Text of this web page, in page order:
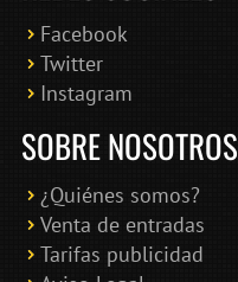
Facebook
Twitter
Instagram
SOBRE NOSOTROS
¿Quiénes somos?
Venta de entradas
Tarifas publicidad